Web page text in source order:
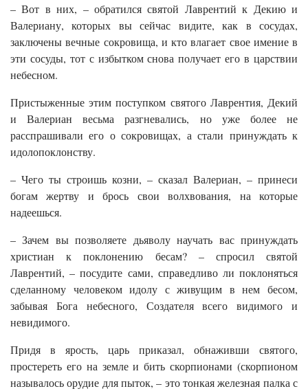
– Вот в них, – обратился святой Лаврентий к Декию и
Валериану, которых вы сейчас видите, как в сосудах,
заключены вечные сокровища, и кто влагает свое имение в
эти сосуды, тот с избытком снова получает его в царствии
небесном.
Пристыженные этим поступком святого Лаврентия, Декий
и Валериан весьма разгневались, но уже более не
расспрашивали его о сокровищах, а стали принуждать к
идолопоклонству.
– Чего ты строишь козни, – сказал Валериан, – принеси
богам жертву и брось свои волхвования, на которые
надеешься.
– Зачем вы позволяете дьяволу научать вас принуждать
христиан к поклонению бесам? – спросил святой
Лаврентий, – посудите сами, справедливо ли поклоняться
сделанному человеком идолу с живущим в нем бесом,
забывая Бога небесного, Создателя всего видимого и
невидимого.
Придя в ярость, царь приказал, обнаживши святого,
простереть его на земле и бить скорпионами (скорпионом
называлось орудие для пыток, – это тонкая железная палка с